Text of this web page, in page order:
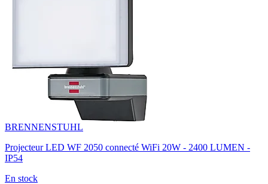
BRENNENSTUHL
Projecteur LED WF 2050 connecté WiFi 20W - 2400 LUMEN -
IP54
En stock